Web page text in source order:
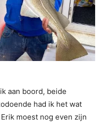
aan boord, beide
had ik het wat
moest nog even zijn